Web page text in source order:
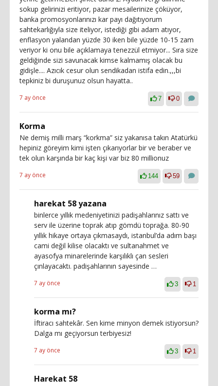
sokup gelirinizi eritiyor, pazar mesailerinize çöküyor,
banka promosyonlarınızı kar payı dağıtıyorum
sahtekarlığıyla size iteliyor, istediği gibi adam atıyor,
enflasyon yalandan yüzde 30 iken bile yüzde 10-15 zam
veriyor ki onu bile açıklamaya tenezzül etmiyor... Sıra size
geldiğinde sizi savunacak kimse kalmamış olacak bu
gidişle.... Azıcık cesur olun sendikadan istifa edin.,,,bi
tepkiniz bi duruşunuz olsun hayatta..
7 ay önce 7 0
Korma
Ne demiş milli marş “korkma” siz yakanısa takın Atatürkü
hepiniz göreyim kimi işten çıkarıyorlar bir ve beraber ve
tek olun karşında bir kaç kişi var biz 80 millionuz
7 ay önce 144 59
harekat 58 yazana
binlerce yıllık medeniyetinizi padişahlarınız sattı ve
serv ile üzerine toprak atıp gömdü toprağa. 80-90
yıllık hikaye ortaya çıkmasaydı, istanbul’da adım başı
cami değil kilise olacaktı ve sultanahmet ve
ayasofya minarelerinde karşılıklı çan sesleri
çınlayacaktı. padişahlarının sayesinde …
7 ay önce 3 1
korma mı?
İftiracı sahtekâr. Sen kime minyon demek istiyorsun?
Dalga mı geçiyorsun terbiyesiz!
7 ay önce 3 1
Harekat 58